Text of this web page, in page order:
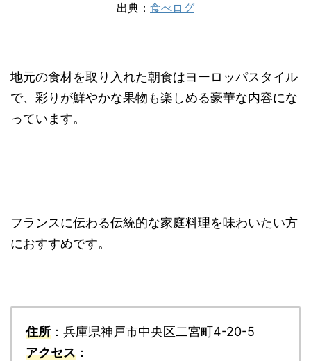
出典： 食べログ
地元の食材を取り入れた朝食はヨーロッパスタイル
で、彩りが鮮やかな果物も楽しめる豪華な内容にな
っています。
フランスに伝わる伝統的な家庭料理を味わいたい方
におすすめです。
住所 ：兵庫県神戸市中央区二宮町4-20-5
アクセス ：